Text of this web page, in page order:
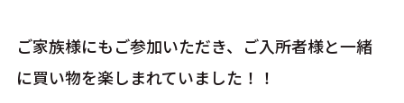
ご家族様にもご参加いただき、ご入所者様と一緒
に買い物を楽しまれていました！！